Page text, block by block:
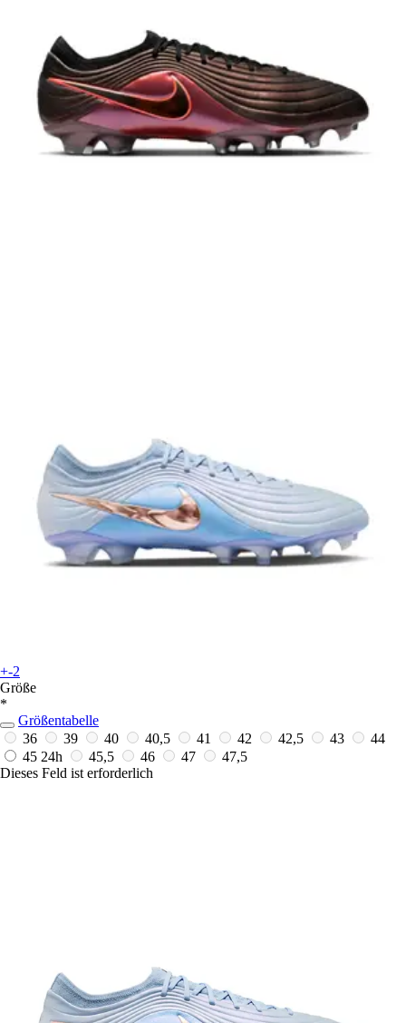
+-2
Größe
*
Größentabelle
36
39 40 40,5 41 42 42,5 43
44
45 24h 45,5 46 47
47,5
Dieses Feld ist erforderlich